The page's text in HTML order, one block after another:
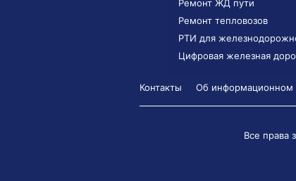
Ремонт ЖД пути
Ремонт тепловозов
РТИ для
Цифровая железная
Контакты Об информационном
Все права